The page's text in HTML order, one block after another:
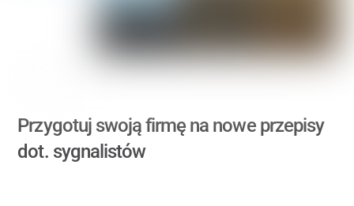
Przygotuj swoją firmę na nowe przepisy
dot. sygnalistów